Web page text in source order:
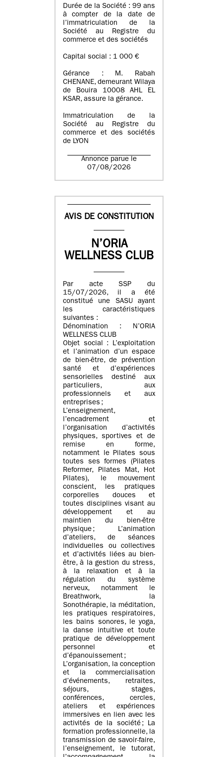
Durée de la Société : 99 ans
à compter de la date de
l’immatriculation de la
Société au Registre du
commerce et des sociétés
Capital social : 1 000 €
Gérance : M. Rabah
CHENANE, demeurant Wilaya
de Bouira 10008 AHL EL
KSAR, assure la gérance.
Immatriculation de la
Société au Registre du
commerce et des sociétés
de LYON
Annonce parue le
07/08/2026
AVIS DE CONSTITUTION
N’ORIA
WELLNESS CLUB
Par acte SSP du
15/07/2026, il a été
constitué une SASU ayant
les caractéristiques
suivantes :
Dénomination : N’ORIA
WELLNESS CLUB
Objet social : L’exploitation
et l’animation d’un espace
de bien-être, de prévention
santé et d’expériences
sensorielles destiné aux
particuliers, aux
professionnels et aux
entreprises ;
L’enseignement,
l’encadrement et
l’organisation d’activités
physiques, sportives et de
remise en forme,
notamment le Pilates sous
toutes ses formes (Pilates
Reformer, Pilates Mat, Hot
Pilates), le mouvement
conscient, les pratiques
corporelles douces et
toutes disciplines visant au
développement et au
maintien du bien-être
physique ; L’animation
d’ateliers, de séances
individuelles ou collectives
et d’activités liées au bien-
être, à la gestion du stress,
à la relaxation et à la
régulation du système
nerveux, notamment le
Breathwork, la
Sonothérapie, la méditation,
les pratiques respiratoires,
les bains sonores, le yoga,
la danse intuitive et toute
pratique de développement
personnel et
d’épanouissement ;
L’organisation, la conception
et la commercialisation
d’événements, retraites,
séjours, stages,
conférences, cercles,
ateliers et expériences
immersives en lien avec les
activités de la société ; La
formation professionnelle, la
transmission de savoir-faire,
l’enseignement, le tutorat,